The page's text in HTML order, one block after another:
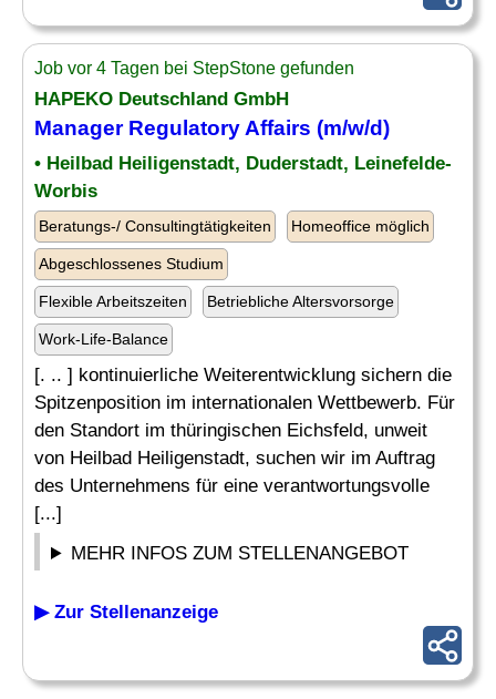
Job vor 4 Tagen bei StepStone gefunden
HAPEKO Deutschland GmbH
Manager Regulatory Affairs (m/w/d)
• Heilbad Heiligenstadt, Duderstadt, Leinefelde-
Worbis
Beratungs-/ Consultingtätigkeiten Homeoffice möglich
Abgeschlossenes Studium
Flexible Arbeitszeiten Betriebliche Altersvorsorge
Work-Life-Balance
[. .. ] kontinuierliche Weiterentwicklung sichern die
Spitzenposition im internationalen Wettbewerb. Für
den Standort im thüringischen Eichsfeld, unweit
von Heilbad Heiligenstadt, suchen wir im Auftrag
des Unternehmens für eine verantwortungsvolle
[...]
MEHR INFOS ZUM STELLENANGEBOT
▶ Zur Stellenanzeige